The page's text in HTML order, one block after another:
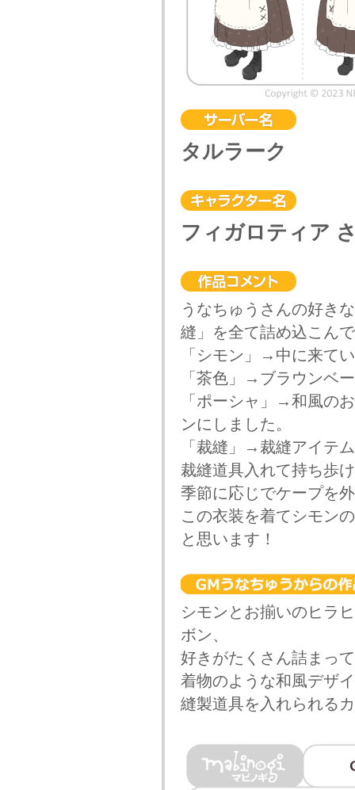
タルラーク
フィガロティア
うなちゅうさんの好き
縫」を全て詰め込こん
「シモン」→中に来て
「茶色」→ブラウンベ
「ポーシャ」→和風の
ンにしました。
「裁縫」→裁縫アイテ
裁縫道具入れて持ち歩
季節に応じでケープを
この衣装を着てシモン
と思います！
シモンとお揃いのヒラ
ボン、
好きがたくさん詰まっ
着物のような和風デザ
縫製道具を入れられる